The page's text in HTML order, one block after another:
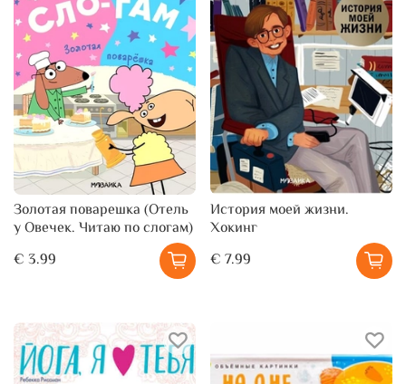
Золотая поварешка (Отель
у Овечек. Читаю по слогам)
€ 3.99
История моей жизни.
Хокинг
€ 7.99